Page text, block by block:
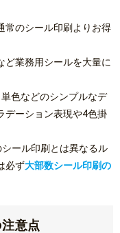
常のシール印刷よりお得
ど業務用シールを大量に
色などのシンプルなデ
デーション表現や4色掛
ール印刷とは異なるル
必ず大部数シール印刷の
意点